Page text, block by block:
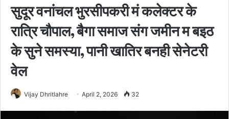
सुदूर वनांचल भुरसीपकरी मं कलेक्टर के
रात्रि चौपाल, बैगा समाज संग जमीन म बइठ
के सुने समस्या, पानी खातिर बनही सेनेटरी
वेल
Vijay Dhritlahre April 2, 2026 32